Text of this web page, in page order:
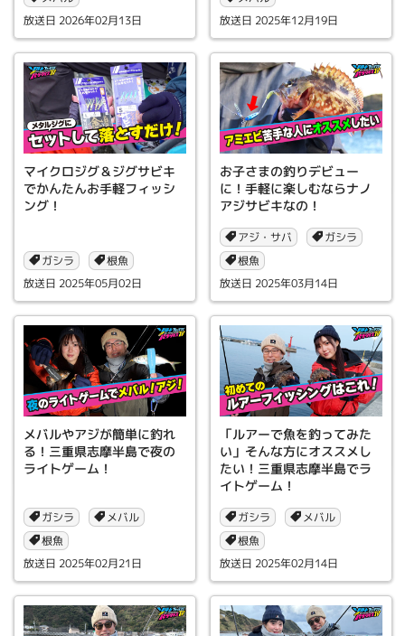
2026年02月13日 2025年12月19日
マイクロジグ＆ジグサビキ
でかんたんお手軽フィッシ
ング！
ガシラ 根魚
2025年05月02日
お子さまの釣りデビュー
に！手軽に楽しむならナノ
アジサビキなの！
アジ・サバ ガシラ
根魚
2025年03月14日
メバルやアジが簡単に釣れ
る！三重県志摩半島で夜の
ライトゲーム！
ガシラ メバル
根魚
2025年02月21日
「ルアーで魚を釣ってみた
い」そんな方にオススメし
たい！三重県志摩半島でラ
イトゲーム！
ガシラ メバル
根魚
2025年02月14日